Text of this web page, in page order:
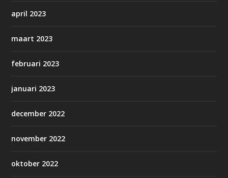
april 2023
maart 2023
februari 2023
januari 2023
december 2022
november 2022
oktober 2022